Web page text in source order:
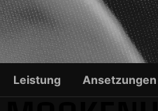
SASCHA
Leistung Ansetzungen